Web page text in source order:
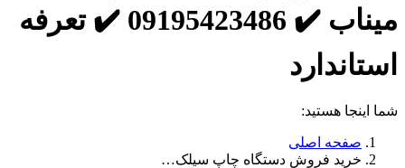
میناب ✔️ 09195423486 ✔️ تعرفه
استاندارد
شما اینجا هستید:
صفحه اصلی
خرید فروش دستگاه چاپ سیلک…